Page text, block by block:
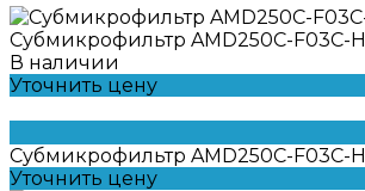
Субмикрофильтр AMD250C-F03С-H
В наличии
Уточнить цену
Субмикрофильтр AMD250C-F03С-H
Уточнить цену